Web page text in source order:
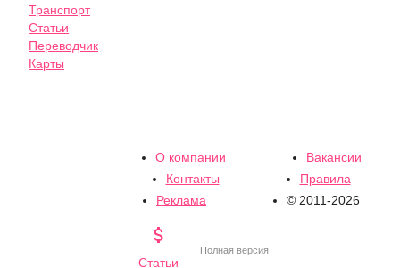
Транспорт
Статьи
Переводчик
Карты
О компании
Вакансии
Контакты
Правила
Реклама
© 2011-2026

Статьи
Полная версия